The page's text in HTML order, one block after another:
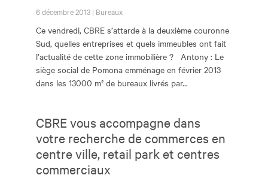
6 décembre 2013| Bureaux
Ce vendredi, CBRE s’attarde à la deuxième couronne
Sud, quelles entreprises et quels immeubles ont fait
l’actualité de cette zone immobilière ? Antony : Le
siège social de Pomona emménage en février 2013
dans les 13000 m² de bureaux livrés par...
CBRE vous accompagne dans
votre recherche de commerces en
centre ville, retail park et centres
commerciaux